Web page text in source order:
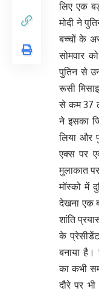
लिए एक
मोदी ने
बच्चों के
सोमवार
पुतिन से
रूसी
से कम 37
ने इसका
लिया और
एक्स पर
मुलाकात
मॉस्को में
देखना एक
शांति
के
बनाया
का कभी
दौरे पर